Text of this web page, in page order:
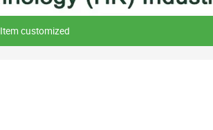
Item customized